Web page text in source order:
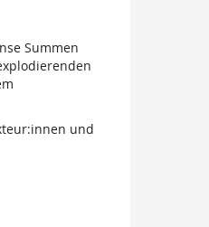
Summen
und